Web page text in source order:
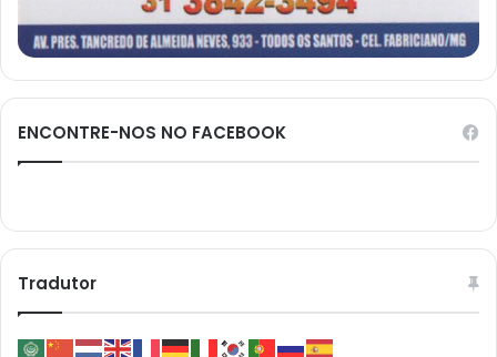
ENCONTRE-NOS NO FACEBOOK
Tradutor